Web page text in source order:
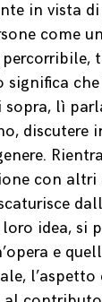
in vista
come
percorribile,
lì
discutere
con
idea, si
e
l’aspetto